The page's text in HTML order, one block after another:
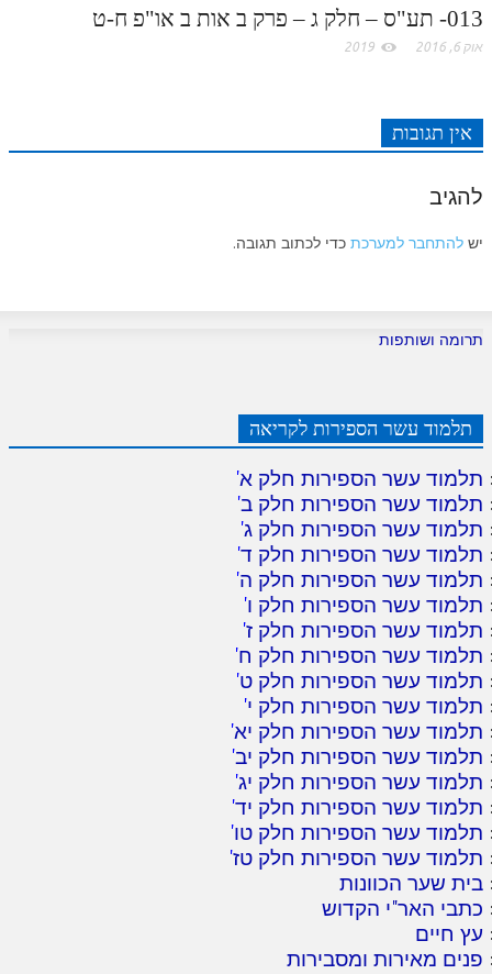
דף היומי בזוהר הקדוש
013- תע"ס – חלק ג – פרק ב אות ב או"פ ח-ט
אוק 6, 2016 2019
אין תגובות
להגיב
יש להתחבר למערכת כדי לכתוב תגובה.
תרומה ושותפות
תלמוד עשר הספירות לקריאה
תלמוד עשר הספירות חלק א'
תלמוד עשר הספירות חלק ב'
תלמוד עשר הספירות חלק ג'
תלמוד עשר הספירות חלק ד'
תלמוד עשר הספירות חלק ה'
תלמוד עשר הספירות חלק ו'
תלמוד עשר הספירות חלק ז'
תלמוד עשר הספירות חלק ח'
תלמוד עשר הספירות חלק ט'
תלמוד עשר הספירות חלק י'
תלמוד עשר הספירות חלק יא'
תלמוד עשר הספירות חלק יב'
תלמוד עשר הספירות חלק יג'
תלמוד עשר הספירות חלק יד'
תלמוד עשר הספירות חלק טו'
תלמוד עשר הספירות חלק טז'
בית שער הכוונות
כתבי האר"י הקדוש
עץ חיים
פנים מאירות ומסבירות